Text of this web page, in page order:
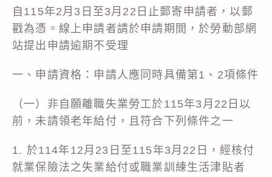
自115年2月3日至3月22日止郵寄申請者，以郵
戳為憑。線上申請者請於申請期間，於勞動部網
站提出申請逾期不受理
一、申請資格：申請人應同時具備第1、2項條件
（一）非自願離職失業勞工於115年3月22日以
前，未請領老年給付，且符合下列條件之一
1. 於114年12月23日至115年3月22日，經核付
就業保險法之失業給付或職業訓練生活津貼者